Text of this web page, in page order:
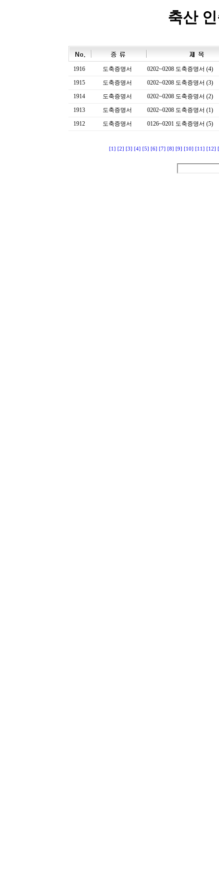
축산
1916 도축증명서
0202~0208 도축증명서 (4)
1915
도축증명서
0202~0208 도축증명서 (3)
1914
도축증명서
0202~0208 도축증명서 (2)
1913
도축증명서
0202~0208 도축증명서 (1)
1912
도축증명서 0126~0201 도축증명서 (5)
[1] [2] [3] [4] [5] [6] [7] [8] [9] [10] [11] [12]